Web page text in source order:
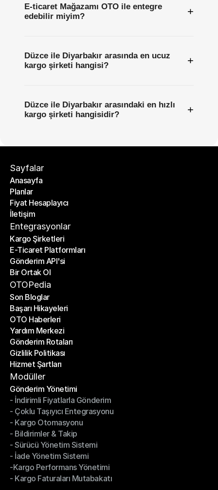
E-ticaret Mağazamı OTO ile entegre
edebilir miyim?
+
Düzce ile Diyarbakır arasında en ucuz
kargo şirketi hangisi?
+
Düzce ile Diyarbakır arasındaki en hızlı
kargo şirketi hangisidir?
+
Sayfalar
Anasayfa
Anasayfa
Planlar
Planlar
Fiyat Hesaplayıcı
Fiyat Hesaplayıcı
İletişim
İletişim
Entegrasyonlar
Kargo Şirketleri
Kargo Şirketleri
E-Ticaret Platformları
E-Ticaret Platformları
Gönderim API'si
Gönderim API'si
Bir Ortak Ol
Bir Ortak Ol
OTOPedia
Son Bloglar
Son Bloglar
Başarı Hikayeleri
Başarı Hikayeleri
OTO Haberleri
OTO Haberleri
Yardım Merkezi
Yardım Merkezi
Gönderim Rotaları
Gönderim Rotaları
Gizlilik Politikası
Gizlilik Politikası
Hizmet Şartları
Hizmet Şartları
Modüller
Gönderim Yönetimi
Gönderim Yönetimi
- İndirimli Fiyatlarla Gönderim
- İndirimli Fiyatlarla Gönderim
- Çoklu Taşıyıcı Entegrasyonu
- Çoklu Taşıyıcı Entegrasyonu
- Kargo Otomasyonu
- Kargo Otomasyonu
- Bildirimler & Takip
- Bildirimler & Takip
- Sürücü Yönetim Sistemi
- Sürücü Yönetim Sistemi
- İade Yönetim Sistemi
- İade Yönetim Sistemi
-Kargo Performans Yönetimi
-Kargo Performans Yönetimi
- Kargo Faturaları Mutabakatı